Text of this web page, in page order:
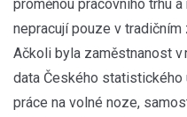
proměnou pracovního trhu
nepracují pouze v tradičním
Ačkoli byla zaměstnanost v
data Českého statistického
práce na volné noze,